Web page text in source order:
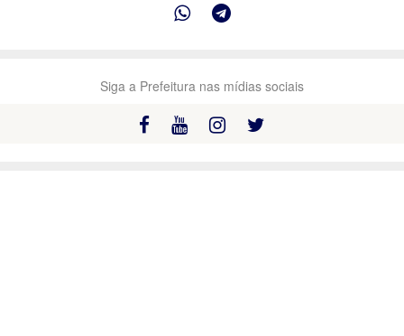
Siga a Prefeitura nas mídias sociais